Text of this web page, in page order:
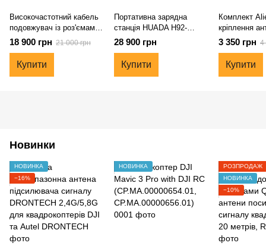
Високочастотний кабель
подовжувач із роз'ємами
QMA під антени
посилення сигналу
квадрокоптера, 20 метрів,
RG-8
18 900 грн 21 000 грн
Купити
Портативна зарядна
станція HUADA H92-
1000W 1024Wh
28 900 грн
Купити
Комплект
кріплення
контролер
3 350 грн 4
Купити
Новинки
НОВИНКА
−16%
НОВИНКА
РОЗПРОДАЖ
НОВИНКА
−10%